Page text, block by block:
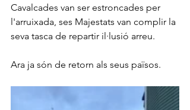
Cavalcades van ser estroncades per
l'arruixada, ses Majestats van complir la
seva tasca de repartir il·lusió arreu.
Ara ja són de retorn als seus països.